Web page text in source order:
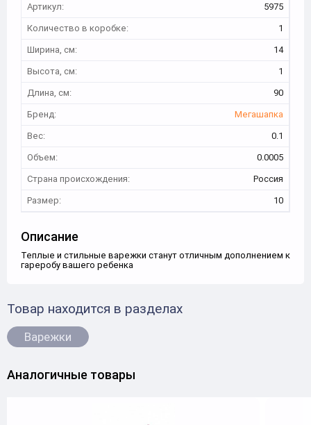
Артикул:
5975
Количество в коробке:
1
Ширина, см:
14
Высота, см:
1
Длина, см:
90
Бренд:
Мегашапка
Вес:
0.1
Объем:
0.0005
Страна происхождения:
Россия
Размер:
10
Описание
Теплые и стильные варежки станут отличным дополнением к
гареробу вашего ребенка
Товар находится в разделах
Варежки
Аналогичные товары